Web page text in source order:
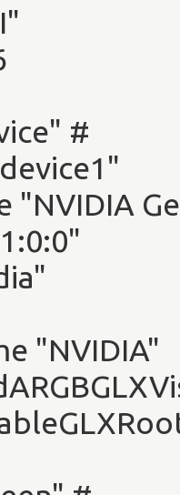
#
"NVIDIA
"NVIDIA"